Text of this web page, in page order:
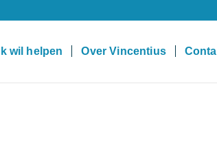
Ik wil helpen Over Vincentius